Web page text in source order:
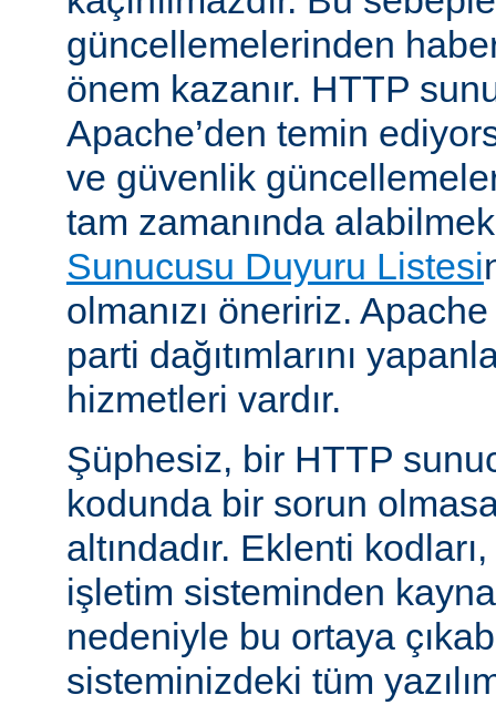
güncellemelerinden
önem kazanır. HTTP
Apache’den temin
ve güvenlik
tam zamanında
Sunucusu Duyuru Listesi
olmanızı öneririz. Apache
parti dağıtımlarını
hizmetleri vardır.
Şüphesiz, bir HTTP
kodunda bir sorun
altındadır. Eklenti
işletim sisteminden
nedeniyle bu ortaya
sisteminizdeki tüm